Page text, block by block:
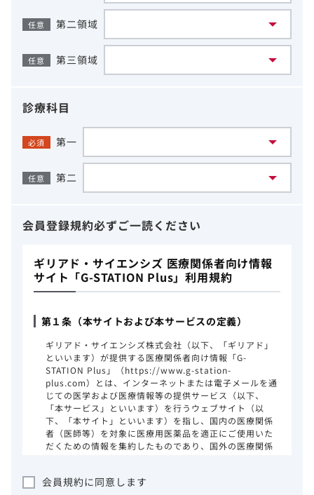
任意 第二領域
任意 第三領域
診療科目
必須 第一
任意 第二
会員登録規約必ずご一読ください
ギリアド・サイエンシズ 医療関係者向け情報
サイト「G-STATION Plus」利用規約
第１条（本サイトおよび本サービスの定義）
ギリアド・サイエンシズ株式会社（以下、「ギリアド」
といいます）が提供する医療関係者向け情報「G-
STATION Plus」（https://www.g-station-
plus.com）とは、インターネットまたは電子メールを通
じての医学および医療情報等の提供サービス（以下、
「本サービス」といいます）を行うウェブサイト（以
下、「本サイト」といいます）を指し、国内の医療関係
者（医師等）を対象に医療用医薬品を適正にご使用いた
だくための情報を集約したものであり、国外の医療関係
事項をご熟読いただき、同意された場合のみご利用くだ
会員規約に同意します